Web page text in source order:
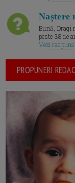
Naștere
Bună, Dragi
peste 38 de
Vezi
PROPUNERI